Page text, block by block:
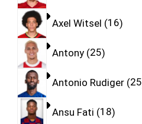
Axel Witsel 16
Antony 25
Antonio Rudiger 25
Ansu Fati 18